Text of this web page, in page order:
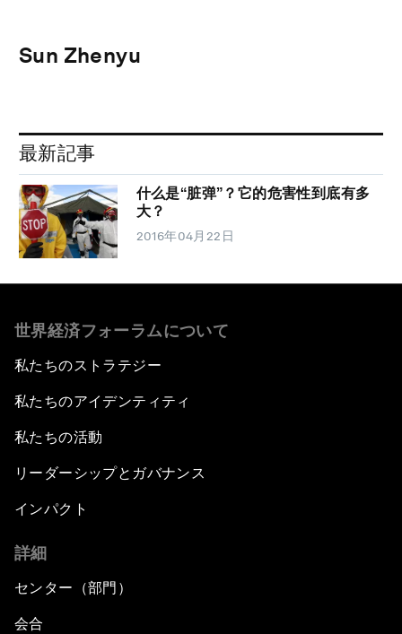
Sun Zhenyu
最新記事
什么是“脏弹”？它的危害性到底有多
大？
2016年04月22日
世界経済フォーラムについて
私たちのストラテジー
私たちのアイデンティティ
私たちの活動
リーダーシップとガバナンス
インパクト
詳細
センター（部門）
会合